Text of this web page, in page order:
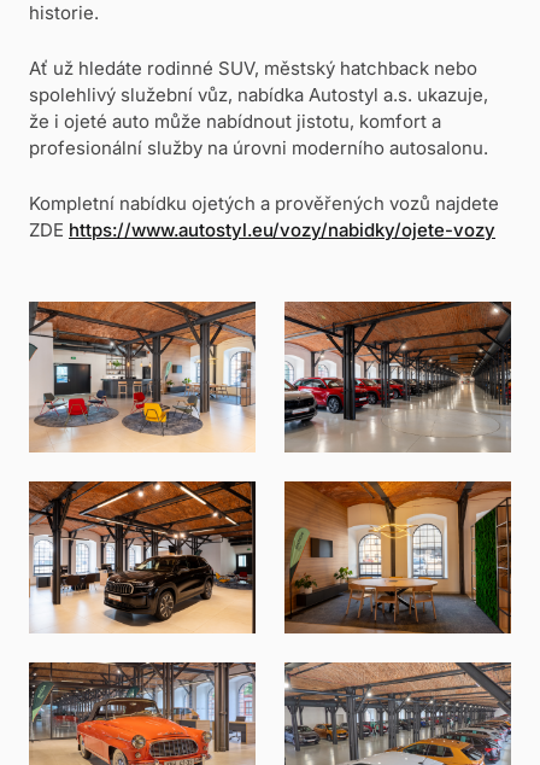
historie.
Ať už hledáte rodinné SUV, městský hatchback nebo
spolehlivý služební vůz, nabídka Autostyl a.s. ukazuje,
že i ojeté auto může nabídnout jistotu, komfort a
profesionální služby na úrovni moderního autosalonu.
Kompletní nabídku ojetých a prověřených vozů najdete
ZDE https://www.autostyl.eu/vozy/nabidky/ojete-vozy